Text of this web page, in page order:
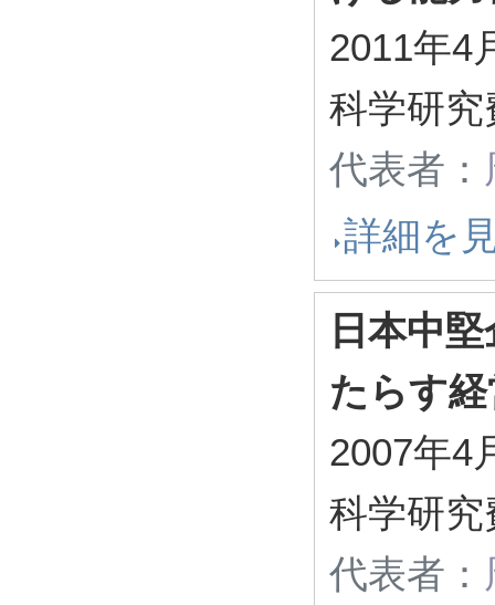
2011年4
科学研
代表者：
詳細を
日本中
たらす
2007年4
科学研
代表者：